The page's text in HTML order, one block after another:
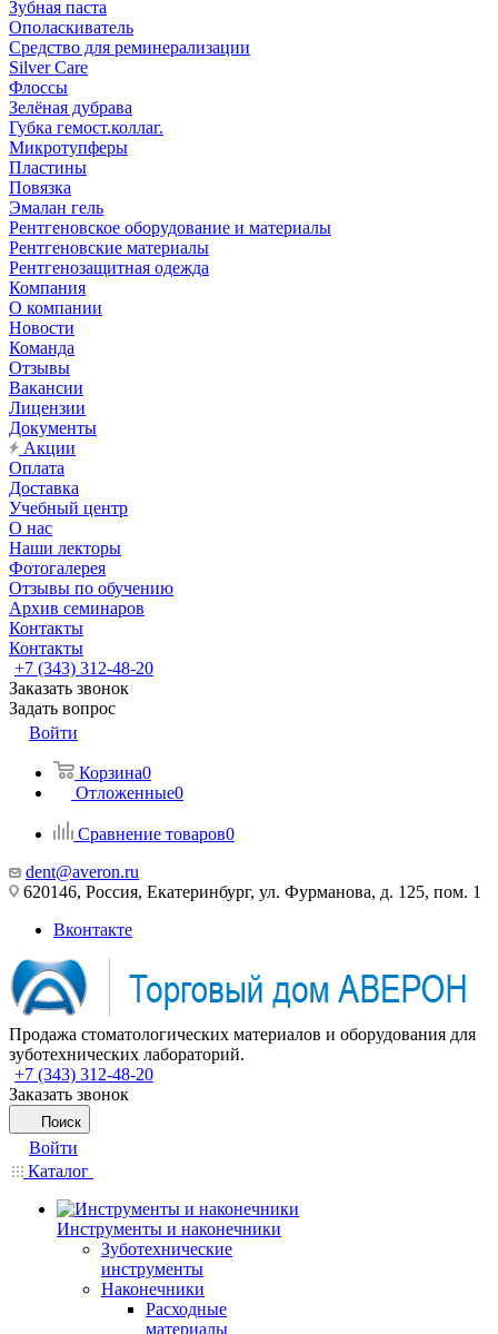
Зубная паста
Ополаскиватель
Средство для реминерализации
Silver Care
Флоссы
Зелёная дубрава
Губка гемост.коллаг.
Микротупферы
Пластины
Повязка
Эмалан гель
Рентгеновское оборудование и материалы
Рентгеновские материалы
Рентгенозащитная одежда
Компания
О компании
Новости
Команда
Отзывы
Вакансии
Лицензии
Документы
Акции
Оплата
Доставка
Учебный центр
О нас
Наши лекторы
Фотогалерея
Отзывы по обучению
Архив семинаров
Контакты
Контакты
+7 (343) 312-48-20
Заказать звонок
Задать вопрос
Войти
Корзина0
Отложенные0
Сравнение товаров0
dent@averon.ru
620146, Россия, Екатеринбург, ул. Фурманова, д. 125, пом. 1
Вконтакте
Продажа стоматологических материалов и оборудования для
зуботехнических лабораторий.
+7 (343) 312-48-20
Заказать звонок
Поиск
Войти
Каталог
Инструменты и наконечники
Зуботехнические
инструменты
Наконечники
Расходные
материалы